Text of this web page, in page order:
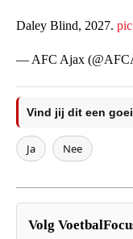
Daley Blind, 2027.
— AFC Ajax
Vind jij dit een
Ja Nee
Volg